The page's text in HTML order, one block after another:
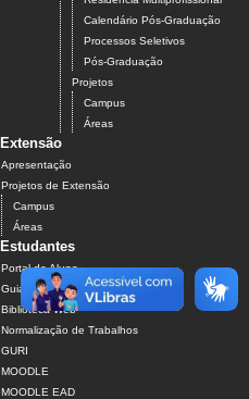
Calendário Pós-Graduação
Processos Seletivos
Pós-Graduação
Projetos
Campus
Áreas
Extensão
Apresentação
Projetos de Extensão
Campus
Áreas
Estudantes
Portal do Aluno
Guia do Calouro
Biblioteca Web
Normalização de Trabalhos
GURI
MOODLE
MOODLE EAD